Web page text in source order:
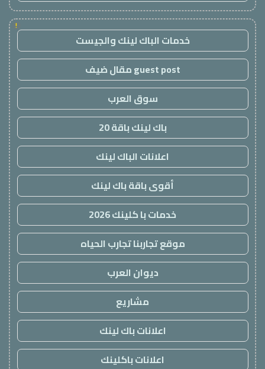
!
خدمات الباك لينك والجيست
guest post مقال ضيف
سوق العرب
باك لينك باقة 20
اعلانات الباك لينك
أقوى باقة باك لينك
خدمات با كلينك 2026
موقع تجاربنا تجارب الحياه
ديوان العرب
مشاريع
اعلانات باك لينك
اعلانات باكلينك